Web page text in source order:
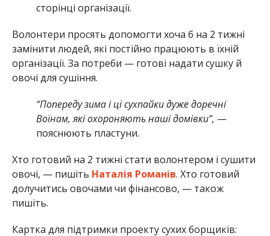
сторінці організації.
Волонтери просять допомогти хоча б на 2 тижні
замінити людей, які постійно працюють в їхній
організації. За потреби — готові надати сушку й
овочі для сушіння.
“Попереду зима і ці сухпайки дуже доречні
Воїнам, які охороняють наші домівки”, —
пояснюють пластуни.
Хто готовий на 2 тижні стати волонтером і сушити
овочі, — пишіть Наталія Романів. Хто готовий
долучитись овочами чи фінансово, — також
пишіть.
Картка для підтримки проекту сухих борщиків: